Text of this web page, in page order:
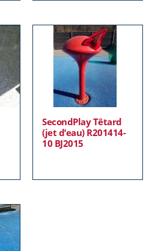
SecondPlay Têtard
(jet d’eau) R201414-
10 BJ2015